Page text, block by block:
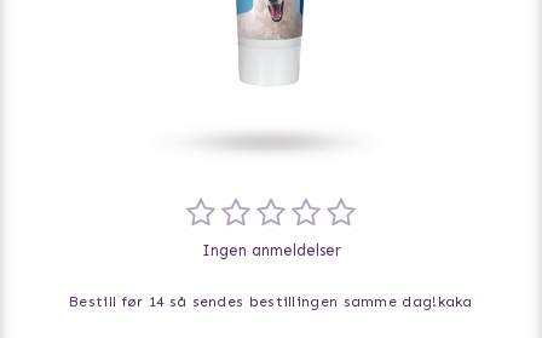
Ingen anmeldelser
Bestill før 14 så sendes bestillingen samme dag! kaka